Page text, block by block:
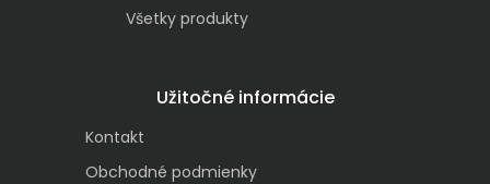
Všetky produkty
Užitočné informácie
Kontakt
Obchodné podmienky